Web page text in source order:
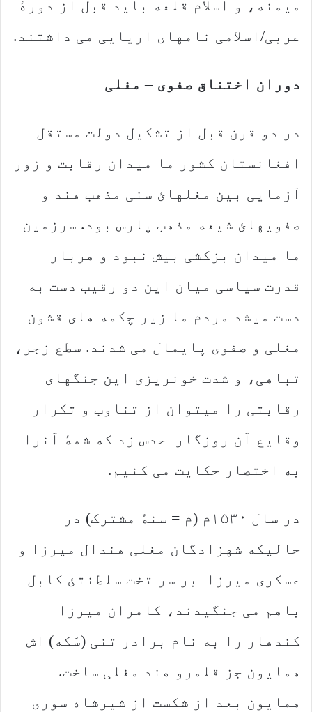
میمنه، و اسلام قلعه باید قبل از دورهٔ
عربی/اسلامی نامهای اریایی می داشتند.
دوران اختناق صفوی – مغلی
در دو قرن قبل از تشکیل دولت مستقل
افغانستان کشور ما میدان رقابت و زور
آزمایی بین مغلهائ سنی مذهب هند و
صفویهائ شیعه مذهب پارس بود. سرزمین
ما میدان بزکشی بیش نبود و هربار
قدرت سیاسی میان این دو رقیب دست به
دست میشد مردم ما زیر چکمه های قشون
مغلی و صفوی پایمال می شدند. سطع زجر،
تباهی، و شدت خونریزی این جنگهای
رقابتی را میتوان از تناوب و تکرار
وقایع آن روزگار حدس زد که شمهٔ آنرا
به اختصار حکایت می کنیم.
در سال ۱۵۳۰م (م = سنهٔ مشترک) در
حالیکه شهزادگان مغلی هندال میرزا و
عسکری میرزا بر سر تخت سلطنتئ کابل
باهم می جنگیدند، کامران میرزا
کندهار را به نام برادر تنی (سَکه) اش
همایون جز قلمرو هند مغلی ساخت.
همایون بعد از شکست از شیرشاه سوری